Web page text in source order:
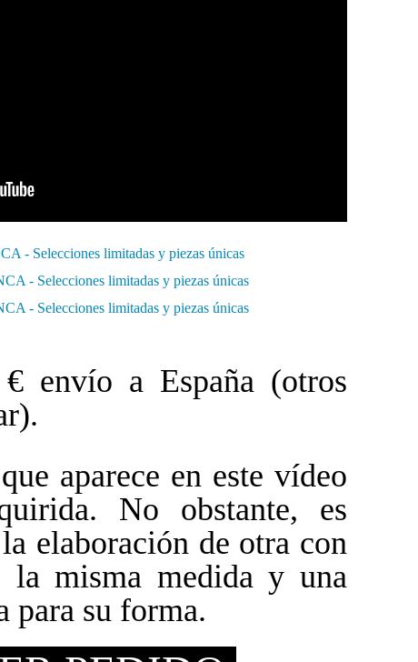
envío a España (otros
aparece en este vídeo
No obstante, es
elaboración de otra con
la misma medida y una
para su forma.